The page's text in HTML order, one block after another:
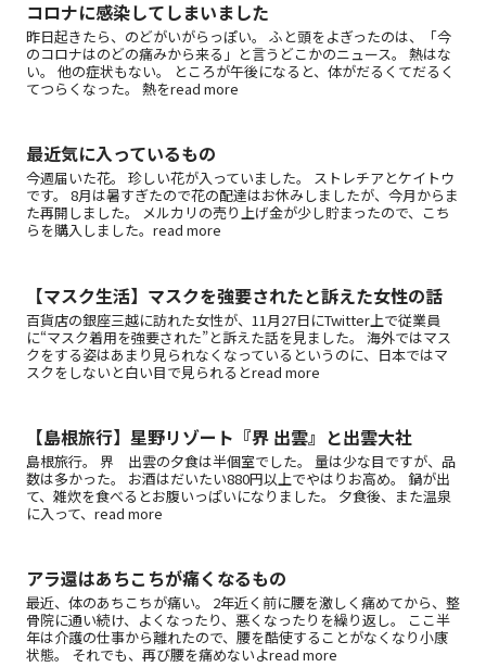
コロナに感染してしまいました
昨日起きたら、のどがいがらっぽい。 ふと頭をよぎったのは、「今
のコロナはのどの痛みから来る」と言うどこかのニュース。 熱はな
い。 他の症状もない。 ところが午後になると、体がだるくてだるく
てつらくなった。 熱をread more
最近気に入っているもの
今週届いた花。 珍しい花が入っていました。 ストレチアとケイトウ
です。 8月は暑すぎたので花の配達はお休みしましたが、今月からま
た再開しました。 メルカリの売り上げ金が少し貯まったので、こち
らを購入しました。read more
【マスク生活】マスクを強要されたと訴えた女性の話
百貨店の銀座三越に訪れた女性が、11月27日にTwitter上で従業員
に“マスク着用を強要された”と訴えた話を見ました。 海外ではマス
クをする姿はあまり見られなくなっているというのに、日本ではマ
スクをしないと白い目で見られるとread more
【島根旅行】星野リゾート『界 出雲』と出雲大社
島根旅行。 界 出雲の夕食は半個室でした。 量は少な目ですが、品
数は多かった。 お酒はだいたい880円以上でやはりお高め。 鍋が出
て、雑炊を食べるとお腹いっぱいになりました。 夕食後、また温泉
に入って、read more
アラ還はあちこちが痛くなるもの
最近、体のあちこちが痛い。 2年近く前に腰を激しく痛めてから、整
骨院に通い続け、よくなったり、悪くなったりを繰り返し。 ここ半
年は介護の仕事から離れたので、腰を酷使することがなくなり小康
状態。 それでも、再び腰を痛めないよread more